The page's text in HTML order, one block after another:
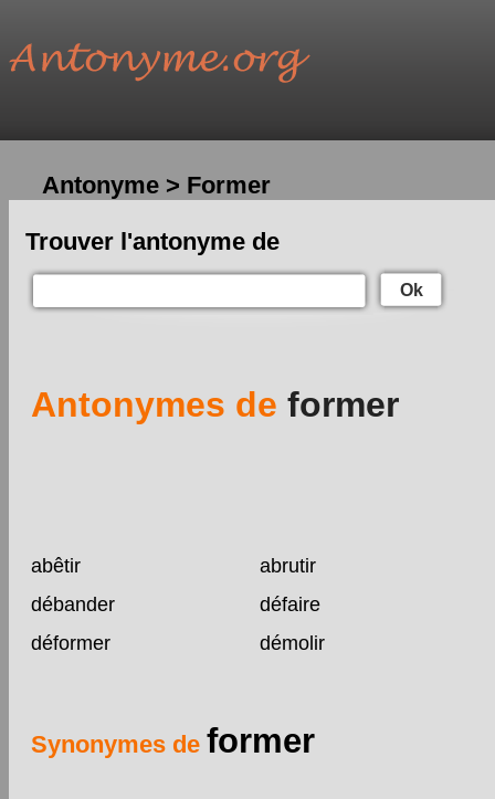
Antonyme > Former
Trouver l'antonyme de
Ok
Antonymes de former
abêtir
abrutir
débander
défaire
déformer
démolir
Synonymes de former